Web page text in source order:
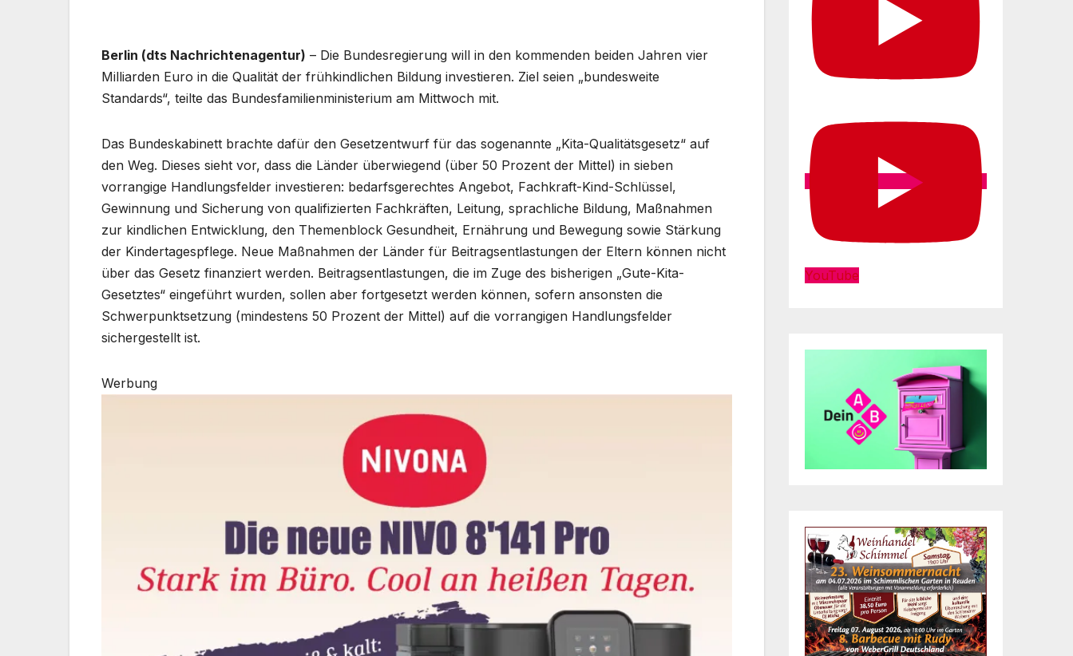
Berlin (dts Nachrichtenagentur) – Die Bundesregierung will in den kommenden beiden Jahren vier
Milliarden Euro in die Qualität der frühkindlichen Bildung investieren. Ziel seien „bundesweite
Standards“, teilte das Bundesfamilienministerium am Mittwoch mit.
Das Bundeskabinett brachte dafür den Gesetzentwurf für das sogenannte „Kita-Qualitätsgesetz“ auf
den Weg. Dieses sieht vor, dass die Länder überwiegend (über 50 Prozent der Mittel) in sieben
vorrangige Handlungsfelder investieren: bedarfsgerechtes Angebot, Fachkraft-Kind-Schlüssel,
Gewinnung und Sicherung von qualifizierten Fachkräften, Leitung, sprachliche Bildung, Maßnahmen
zur kindlichen Entwicklung, den Themenblock Gesundheit, Ernährung und Bewegung sowie Stärkung
der Kindertagespflege. Neue Maßnahmen der Länder für Beitragsentlastungen der Eltern können nicht
über das Gesetz finanziert werden. Beitragsentlastungen, die im Zuge des bisherigen „Gute-Kita-
Gesetztes“ eingeführt wurden, sollen aber fortgesetzt werden können, sofern ansonsten die
Schwerpunktsetzung (mindestens 50 Prozent der Mittel) auf die vorrangigen Handlungsfelder
sichergestellt ist.
Werbung
YouTube